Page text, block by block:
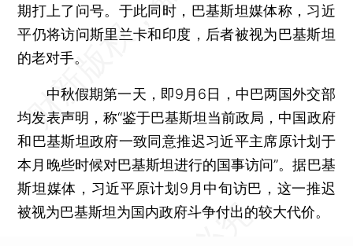
期打上了问号。于此同时，巴基斯坦媒体称，习近
平仍将访问斯里兰卡和印度，后者被视为巴基斯坦
的老对手。
中秋假期第一天，即9月6日，中巴两国外交部
均发表声明，称“鉴于巴基斯坦当前政局，中国政府
和巴基斯坦政府一致同意推迟习近平主席原计划于
本月晚些时候对巴基斯坦进行的国事访问”。据巴基
斯坦媒体，习近平原计划9月中旬访巴，这一推迟
被视为巴基斯坦为国内政府斗争付出的较大代价。